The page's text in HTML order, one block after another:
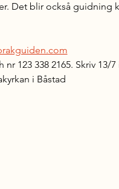
Det blir också guidning
123 338 2165. Skriv 13/
i Båstad